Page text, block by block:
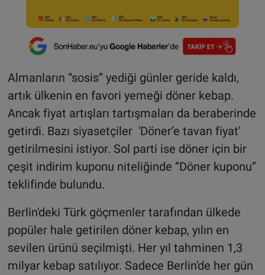
Almanların “sosis” yediği günler geride kaldı,
artık ülkenin en favori yemeği döner kebap.
Ancak fiyat artışları tartışmaları da beraberinde
getirdi. Bazı siyasetçiler 'Döner’e tavan fiyat'
getirilmesini istiyor. Sol parti ise döner için bir
çeşit indirim kuponu niteliğinde “Döner kuponu”
teklifinde bulundu.
Berlin'deki Türk göçmenler tarafından ülkede
popüler hale getirilen döner kebap, yılın en
sevilen ürünü seçilmişti. Her yıl tahminen 1,3
milyar kebap satılıyor. Sadece Berlin'de her gün